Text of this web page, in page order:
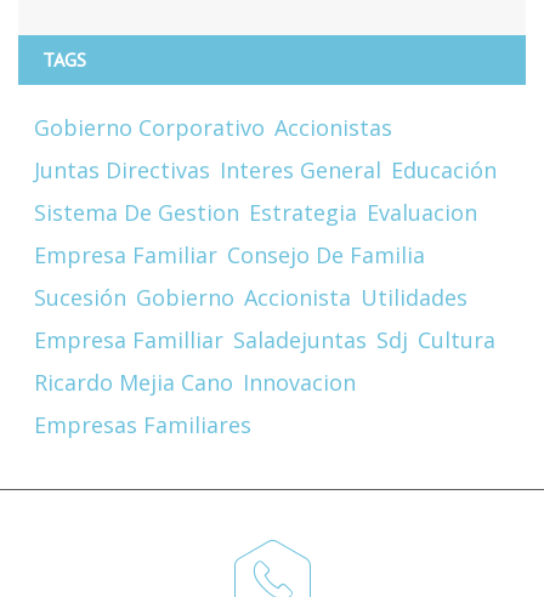
TAGS
Gobierno Corporativo Accionistas
Juntas Directivas Interes General Educación
Sistema De Gestion Estrategia Evaluacion
Empresa Familiar Consejo De Familia
Sucesión Gobierno Accionista Utilidades
Empresa Familliar Saladejuntas Sdj Cultura
Ricardo Mejia Cano Innovacion
Empresas Familiares